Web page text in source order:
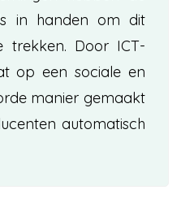
in handen om dit
trekken. Door ICT-
op een sociale en
manier gemaakt
automatisch